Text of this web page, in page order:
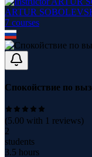
ARTUR
7 courses
Спокойствие по
(5.00 with 1 reviews)
2
students
3.5 hours